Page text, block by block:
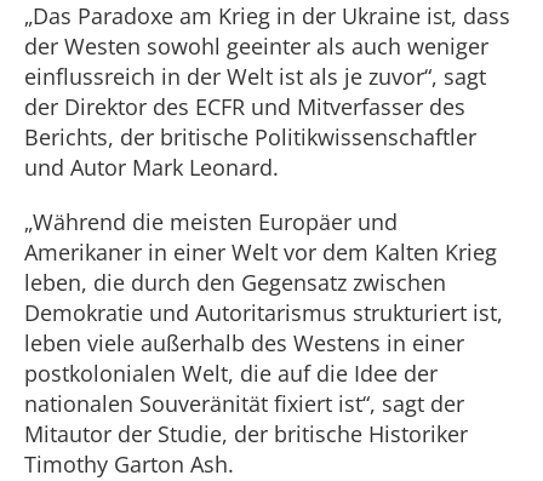
„Das Paradoxe am Krieg in der Ukraine ist, dass
der Westen sowohl geeinter als auch weniger
einflussreich in der Welt ist als je zuvor“, sagt
der Direktor des ECFR und Mitverfasser des
Berichts, der britische Politikwissenschaftler
und Autor Mark Leonard.
„Während die meisten Europäer und
Amerikaner in einer Welt vor dem Kalten Krieg
leben, die durch den Gegensatz zwischen
Demokratie und Autoritarismus strukturiert ist,
leben viele außerhalb des Westens in einer
postkolonialen Welt, die auf die Idee der
nationalen Souveränität fixiert ist“, sagt der
Mitautor der Studie, der britische Historiker
Timothy Garton Ash.